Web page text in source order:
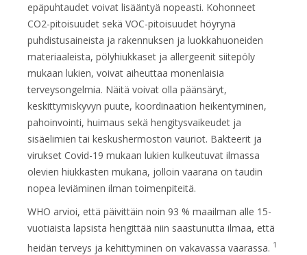
epäpuhtaudet voivat lisääntyä nopeasti. Kohonneet
CO2-pitoisuudet sekä VOC-pitoisuudet höyrynä
puhdistusaineista ja rakennuksen ja luokkahuoneiden
materiaaleista, pölyhiukkaset ja allergeenit siitepöly
mukaan lukien, voivat aiheuttaa monenlaisia
terveysongelmia. Näitä voivat olla päänsäryt,
keskittymiskyvyn puute, koordinaation heikentyminen,
pahoinvointi, huimaus sekä hengitysvaikeudet ja
sisäelimien tai keskushermoston vauriot. Bakteerit ja
virukset Covid-19 mukaan lukien kulkeutuvat ilmassa
olevien hiukkasten mukana, jolloin vaarana on taudin
nopea leviäminen ilman toimenpiteitä.
WHO arvioi, että päivittäin noin 93 % maailman alle 15-
vuotiaista lapsista hengittää niin saastunutta ilmaa, että
heidän terveys ja kehittyminen on vakavassa vaarassa. 1